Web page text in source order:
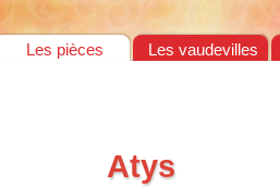
Les pièces Les vaudevilles
Atys